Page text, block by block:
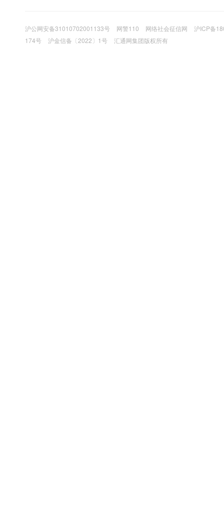
沪公网安备31010702001133号 网警110 网络社会征信网
沪ICP备
174号
沪金信备〔2022〕1号 汇通网集团版权所有